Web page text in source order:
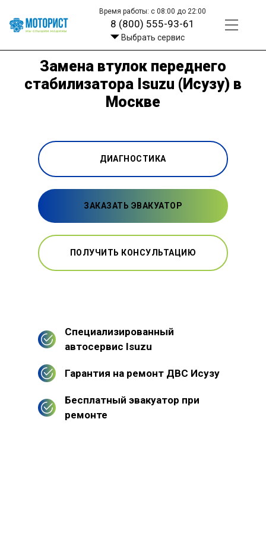
Время работы: с 08:00 до 22:00
8 (800) 555-93-61
Выбрать сервис
Замена втулок переднего
стабилизатора Isuzu (Исузу) в
Москве
ДИАГНОСТИКА
ЗАКАЗАТЬ ЭВАКУАТОР
ПОЛУЧИТЬ КОНСУЛЬТАЦИЮ
Специализированный
автосервис Isuzu
Гарантия на ремонт ДВС Исузу
Бесплатный эвакуатор при
ремонте